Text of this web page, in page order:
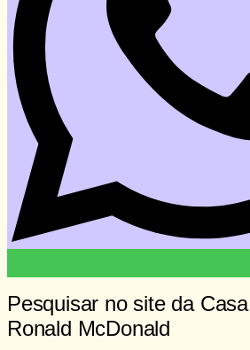
Pesquisar no site da Casa
Ronald McDonald